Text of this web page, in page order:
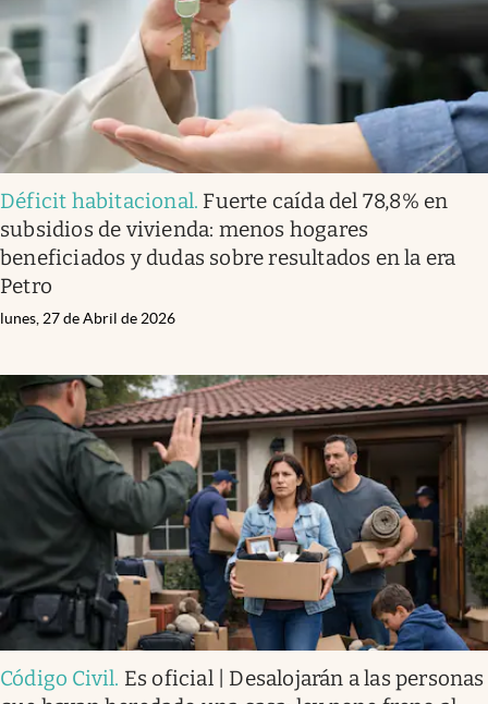
Déficit habitacional. Fuerte caída del 78,8% en
subsidios de vivienda: menos hogares
beneficiados y dudas sobre resultados en la era
Petro
lunes, 27 de Abril de 2026
Código Civil. Es oficial | Desalojarán a las personas